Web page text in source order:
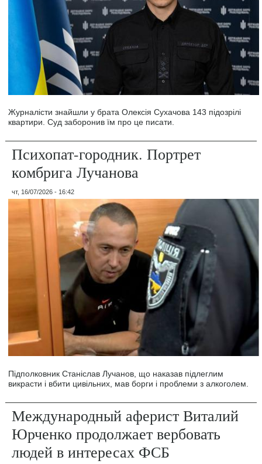
Журналісти знайшли у брата Олексія Сухачова 143 підозрілі
квартири. Суд заборонив їм про це писати.
Психопат-городник. Портрет
комбрига Лучанова
чт, 16/07/2026 - 16:42
Підполковник Станіслав Лучанов, що наказав підлеглим
викрасти і вбити цивільних, мав борги і проблеми з алкоголем.
Международный аферист Виталий
Юрченко продолжает вербовать
людей в интересах ФСБ